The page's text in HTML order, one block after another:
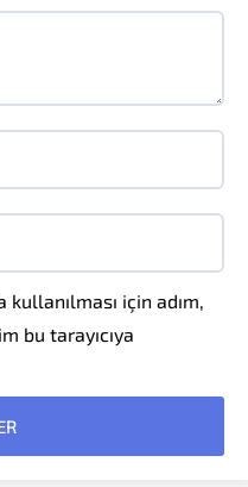
için adım,
bu tarayıcıya